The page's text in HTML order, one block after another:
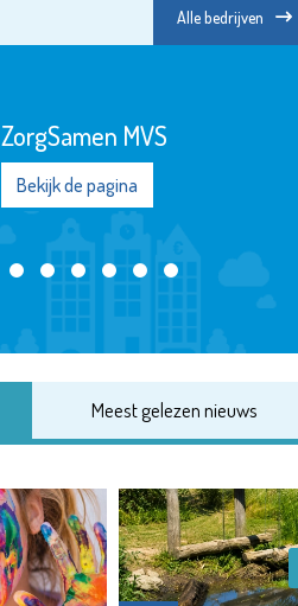
Alle bedrijven
ZorgSamen MVS
Bekijk de pagina
Meest gelezen nieuws